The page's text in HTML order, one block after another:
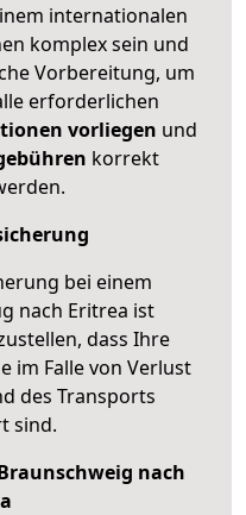
internationalen
komplex sein und
Vorbereitung, um
erforderlichen
vorliegen und
korrekt
bei einem
nach Eritrea ist
dass Ihre
im Falle von Verlust
des Transports
sind.
nach